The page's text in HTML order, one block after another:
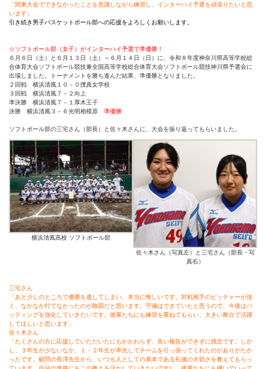
「関東大会でできなかったことを意識しながら練習し、インターハイ予選を頑張りたいと思
います」
引き続き男子バスケットボール部への応援をよろしくお願いします。
☆ソフトボール部（女子）がインターハイ予選で準優勝！
６月６日（土）と６月１３日（土）～６月１４日（日）に、令和８年度神奈川県高等学校総
合体育大会ソフトボール競技兼全国高等学校総合体育大会ソフトボール競技神川県予選会に
出場しました。トーナメントを勝ち進んだ結果、準優勝となりました。
２回戦 横浜清風１０－０捜真女学校
３回戦 横浜清風７－２向上
準決勝 横浜清風７－１厚木王子
決勝 横浜清風３－６光明相模原 準優勝
ソフトボール部の三宅さん（部長）と佐々木さんに、大会を振り返ってもらいました。
横浜清風高校 ソフトボール部
佐々木さん（写真左）と三宅さん（部長・写
真右）
三宅さん
「あと少しのところで優勝を逃してしまい、本当に悔しいです。対戦相手のピッチャーが強
く、なかなか打てなかったのが敗因だと思います。守備はできていたと思うので、今後はバ
ッティングを強化していきたいです。後輩たちにも練習を重ねてもらい、大きい舞台で活躍
してほしいと思います」
佐々木さん
「たくさんの方に応援していただいたにもかかわらず、良い報告ができずに残念です。しか
し、３年生が少ないなか、１・２年生が率先してチームを引っ張ってくれたのがありがたか
ったです。顧問の長澤先生から、いつも人としての基本である礼儀の大切さを教えてもらっ